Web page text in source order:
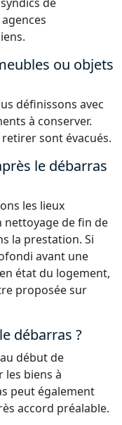
ou objets
définissons avec
à conserver.
sont évacués.
le débarras
les lieux
nettoyage de fin de
la prestation. Si
avant une
état du logement,
proposée sur
débarras ?
début de
biens à
peut également
accord préalable.